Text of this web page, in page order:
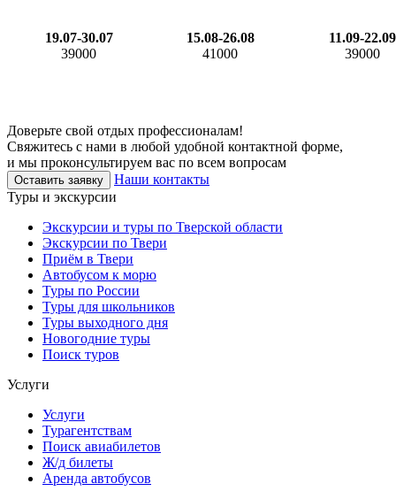
19.07-30.07
39000
15.08-26.08
41000
11.09-22.09
39000
Доверьте свой отдых профессионалам!
Свяжитесь с нами в любой удобной контактной форме,
и мы проконсультируем вас по всем вопросам
Оставить заявку
Наши контакты
Туры и экскурсии
Экскурсии и туры по Тверской области
Экскурсии по Твери
Приём в Твери
Автобусом к морю
Туры по России
Туры для школьников
Туры выходного дня
Новогодние туры
Поиск туров
Услуги
Услуги
Турагентствам
Поиск авиабилетов
Ж/д билеты
Аренда автобусов